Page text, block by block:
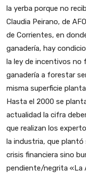
la yerba porque no
Claudia Peirano, de
de Corrientes, en
ganadería, hay
la ley de incentivos no
ganadería a forestar
misma superficie
Hasta el 2000 se
actualidad la cifra
que realizan los
la industria, que plantó
crisis financiera sino
pendiente/negrita «La